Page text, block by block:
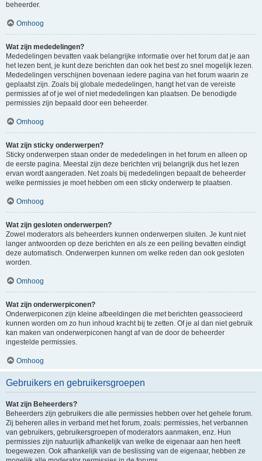
beheerder.
Omhoog
Wat zijn mededelingen?
Mededelingen bevatten vaak belangrijke informatie over het forum dat je aan
het lezen bent, je kunt deze berichten dan ook het best zo snel mogelijk lezen.
Mededelingen verschijnen bovenaan iedere pagina van het forum waarin ze
geplaatst zijn. Zoals bij globale mededelingen, hangt het van de vereiste
permissies af of je wel of niet mededelingen kan plaatsen. De benodigde
permissies zijn bepaald door een beheerder.
Omhoog
Wat zijn sticky onderwerpen?
Sticky onderwerpen staan onder de mededelingen in het forum en alleen op
de eerste pagina. Meestal zijn deze berichten vrij belangrijk dus het lezen
ervan wordt aangeraden. Net zoals bij mededelingen bepaalt de beheerder
welke permissies je moet hebben om een sticky onderwerp te plaatsen.
Omhoog
Wat zijn gesloten onderwerpen?
Zowel moderators als beheerders kunnen onderwerpen sluiten. Je kunt niet
langer antwoorden op deze berichten en als ze een peiling bevatten eindigt
deze automatisch. Onderwerpen kunnen om welke reden dan ook gesloten
worden.
Omhoog
Wat zijn onderwerpiconen?
Onderwerpiconen zijn kleine afbeeldingen die met berichten geassocieerd
kunnen worden om zo hun inhoud kracht bij te zetten. Of je al dan niet gebruik
kan maken van onderwerpiconen hangt af van de door de beheerder
ingestelde permissies.
Omhoog
Gebruikers en gebruikersgroepen
Wat zijn Beheerders?
Beheerders zijn gebruikers die alle permissies hebben over het gehele forum.
Zij beheren alles in verband met het forum, zoals: permissies, het verbannen
van gebruikers, gebruikersgroepen of moderators aanmaken, enz. Hun
permissies zijn natuurlijk afhankelijk van welke de eigenaar aan hen heeft
toegewezen. Ook afhankelijk van de beslissing van de eigenaar, hebben ze